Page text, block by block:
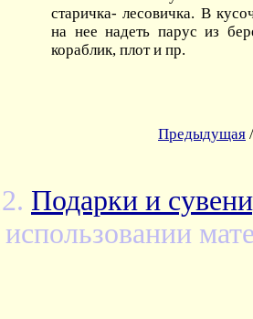
старичка- лесовичка. В
на нее надеть парус из
кораблик, плот и пр.
Предыдущая
Подарки и